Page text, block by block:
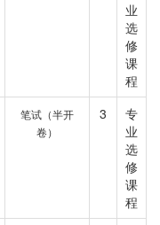
业
选
修
课
程
笔试（半开
卷）
3
专
业
选
修
课
程